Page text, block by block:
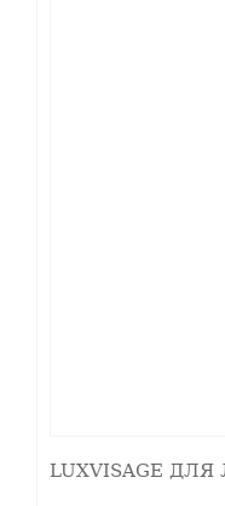
Финиш:
хорошо
область
LUXVISAGE ДЛЯ